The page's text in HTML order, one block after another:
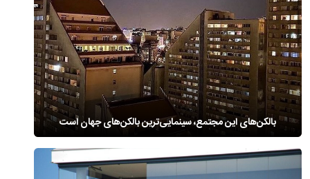
بالکن‌های این مجتمع، سینمایی‌ترین بالکن‌های جهان است